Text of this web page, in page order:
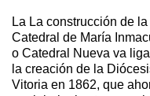
La La construcción de la
Catedral de María
o Catedral Nueva va
la creación de la
Vitoria en 1862, que